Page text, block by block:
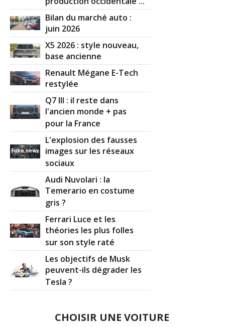
Bilan du marché auto :
juin 2026
X5 2026 : style nouveau,
base ancienne
Renault Mégane E-Tech
restylée
Q7 III : il reste dans
l'ancien monde + pas
pour la France
L'explosion des fausses
images sur les réseaux
sociaux
Audi Nuvolari : la
Temerario en costume
gris ?
Ferrari Luce et les
théories les plus folles
sur son style raté
Les objectifs de Musk
peuvent-ils dégrader les
Tesla ?
CHOISIR UNE VOITURE